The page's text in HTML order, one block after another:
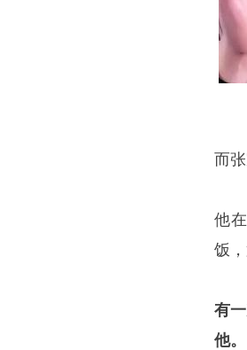
而张
他
饭
有
他。